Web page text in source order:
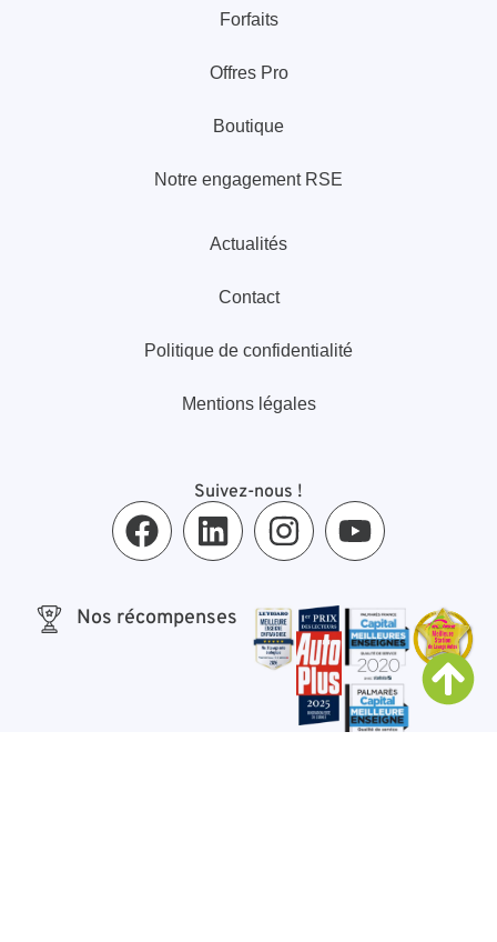
Forfaits
Offres Pro
Boutique
Notre engagement RSE
Actualités
Contact
Politique de confidentialité
Mentions légales
Suivez-nous !
Nos récompenses